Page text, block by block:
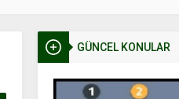
GÜNCEL KONULAR